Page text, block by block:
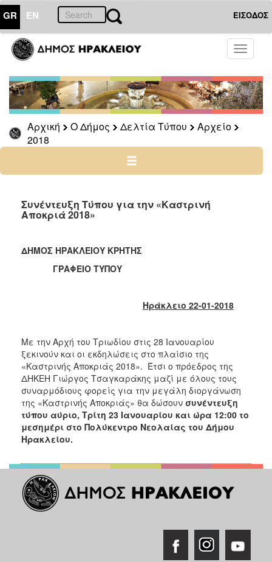
GR EN ΕΙΣΟΔΟΣ
Toggle
Αρχική Ο Δήμος Δελτία Τύπου
Αρχείο
2018
ΔΗΜΟΣ
Δελτία
Τύπου
Αρχείο
2026
2025
2022
2021
2019
2018
2013
2012
2011
2010
2006
ΤΟΠΟΣ
Συνέντευξη Τύπου για την «Καστρινή
Αποκριά 2018»
ΔΗΜΟΣ ΗΡΑΚΛΕΙΟΥ ΚΡΗΤΗΣ
ΓΡΑΦΕΙΟ ΤΥΠΟΥ
Ηράκλειο 22-01-2018
Με την Αρχή του Τριωδίου στις 28 Ιανουαρίου
ξεκινούν και οι εκδηλώσεις στο πλαίσιο της
«Καστρινής Αποκριάς 2018». Έτσι ο πρόεδρος της
ΔΗΚΕΗ Γιώργος Τσαγκαράκης μαζί με όλους τους
συναρμόδιους φορείς για την μεγάλη διοργάνωση
της «Καστρινής Αποκριάς» θα δώσουν συνέντευξη
τύπου αύριο, Τρίτη 23 Ιανουαρίου και ώρα 12:00 το
μεσημέρι στο Πολύκεντρο Νεολαίας του Δήμου
Ηρακλείου.